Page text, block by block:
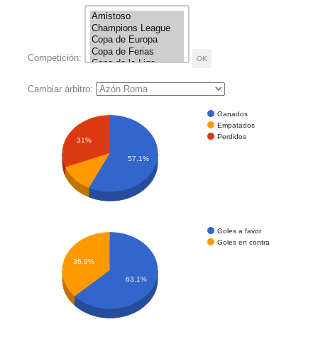
Competición:
Cambiar árbitro:
Ganados
Empatados
Perdidos
31%
57.1%
Goles a favor
Goles en contra
36.9%
63.1%